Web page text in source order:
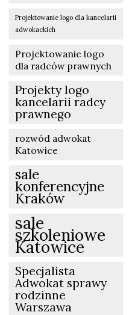
Projektowanie logo dla kancelarii
adwokackich
Projektowanie logo
dla radców prawnych
Projekty logo
kancelarii radcy
prawnego
rozwód adwokat
Katowice
sale
konferencyjne
Kraków
sale
szkoleniowe
Katowice
Specjalista
Adwokat sprawy
rodzinne
Warszawa